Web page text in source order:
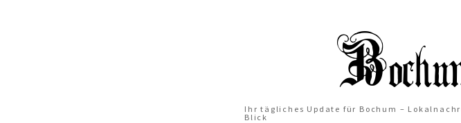
Ihr tägliches Update für Bochum –
Blick